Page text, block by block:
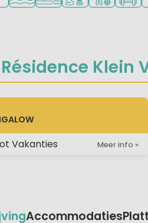
Klein
Vakanties Meer info »
Accommodaties